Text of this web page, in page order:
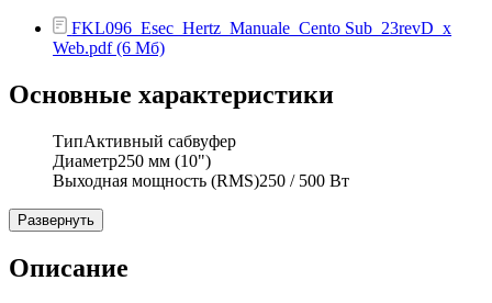
FKL096_Esec_Hertz_Manuale_Cento Sub_23revD_x
Web.pdf (6 Мб)
Основные характеристики
ТипАктивный сабвуфер
Диаметр250 мм (10")
Выходная мощность (RMS)250 / 500 Вт
Развернуть
Описание